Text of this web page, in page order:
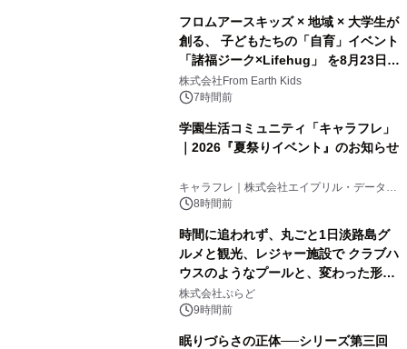
フロムアースキッズ × 地域 × 大学生が
創る、 子どもたちの「自育」イベント
「諸福ジーク×Lifehug」 を8月23日
(日)開催
株式会社From Earth Kids
7時間前
学園生活コミュニティ「キャラフレ」
｜2026『夏祭りイベント』のお知らせ
キャラフレ｜株式会社エイプリル・データ・
デザインズ
8時間前
時間に追われず、丸ごと1日淡路島グ
ルメと観光、レジャー施設で クラブハ
ウスのようなプールと、変わった形の
サウナも 「THE BOXY AWAJI」のお
得な素泊まり連泊プランで
株式会社ぷらど
9時間前
眠りづらさの正体──シリーズ第三回